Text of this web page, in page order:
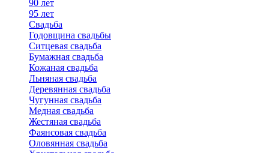
90 лет
95 лет
Свадьба
Годовщина свадьбы
Ситцевая свадьба
Бумажная свадьба
Кожаная свадьба
Льняная свадьба
Деревянная свадьба
Чугунная свадьба
Медная свадьба
Жестяная свадьба
Фаянсовая свадьба
Оловянная свадьба